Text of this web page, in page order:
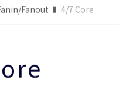
Fanout 4/7 Core